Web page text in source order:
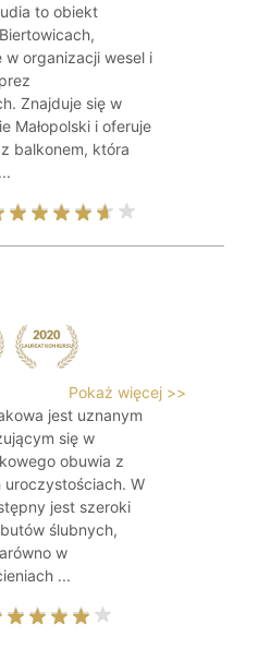
to obiekt
w organizacji wesel i
Znajduje się w
Małopolski i oferuje
balkonem, która
Pokaż więcej >>
jest uznanym
się w
obuwia z
uroczystościach. W
jest szeroki
ślubnych,
w
...